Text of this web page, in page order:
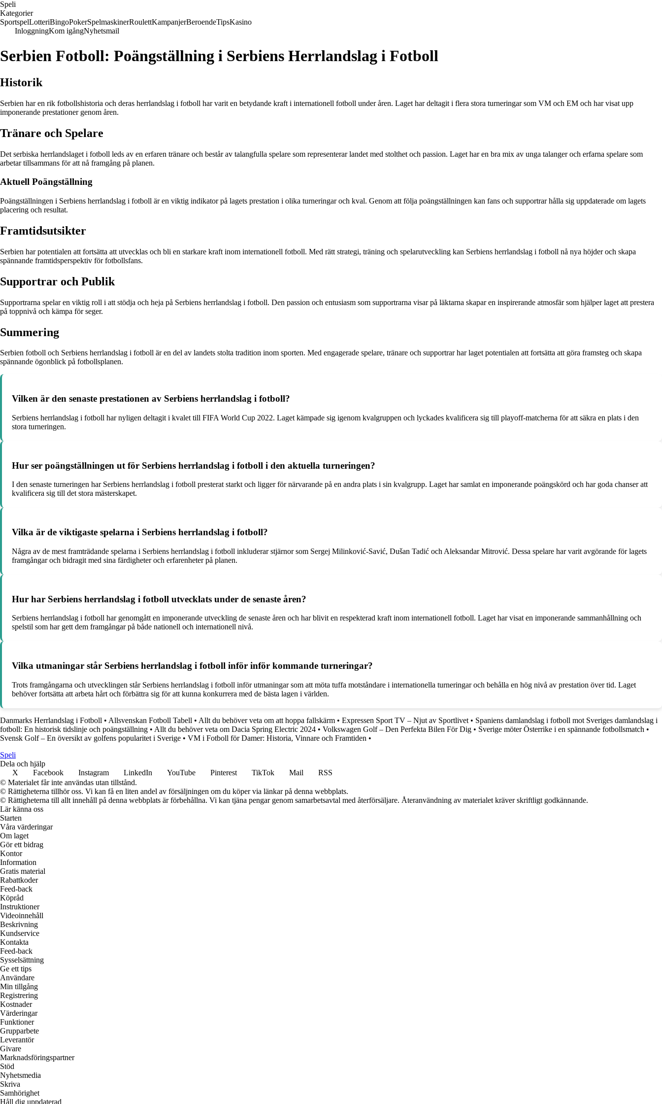
Speli
Kategorier
SportspelLotteriBingoPokerSpelmaskinerRoulettKampanjerBeroendeTipsKasino
InloggningKom igångNyhetsmail
Serbien Fotboll: Poängställning i Serbiens Herrlandslag i Fotboll
Historik
Serbien har en rik fotbollshistoria och deras herrlandslag i fotboll har varit en betydande kraft i internationell fotboll under åren. Laget har deltagit i flera stora turneringar som VM och EM och har visat upp
imponerande prestationer genom åren.
Tränare och Spelare
Det serbiska herrlandslaget i fotboll leds av en erfaren tränare och består av talangfulla spelare som representerar landet med stolthet och passion. Laget har en bra mix av unga talanger och erfarna spelare som
arbetar tillsammans för att nå framgång på planen.
Aktuell Poängställning
Poängställningen i Serbiens herrlandslag i fotboll är en viktig indikator på lagets prestation i olika turneringar och kval. Genom att följa poängställningen kan fans och supportrar hålla sig uppdaterade om lagets
placering och resultat.
Framtidsutsikter
Serbien har potentialen att fortsätta att utvecklas och bli en starkare kraft inom internationell fotboll. Med rätt strategi, träning och spelarutveckling kan Serbiens herrlandslag i fotboll nå nya höjder och skapa
spännande framtidsperspektiv för fotbollsfans.
Supportrar och Publik
Supportrarna spelar en viktig roll i att stödja och heja på Serbiens herrlandslag i fotboll. Den passion och entusiasm som supportrarna visar på läktarna skapar en inspirerande atmosfär som hjälper laget att prestera
på toppnivå och kämpa för seger.
Summering
Serbien fotboll och Serbiens herrlandslag i fotboll är en del av landets stolta tradition inom sporten. Med engagerade spelare, tränare och supportrar har laget potentialen att fortsätta att göra framsteg och skapa
spännande ögonblick på fotbollsplanen.
Vilken är den senaste prestationen av Serbiens herrlandslag i fotboll?
Serbiens herrlandslag i fotboll har nyligen deltagit i kvalet till FIFA World Cup 2022. Laget kämpade sig igenom kvalgruppen och lyckades kvalificera sig till playoff-matcherna för att säkra en plats i den
stora turneringen.
Hur ser poängställningen ut för Serbiens herrlandslag i fotboll i den aktuella turneringen?
I den senaste turneringen har Serbiens herrlandslag i fotboll presterat starkt och ligger för närvarande på en andra plats i sin kvalgrupp. Laget har samlat en imponerande poängskörd och har goda chanser att
kvalificera sig till det stora mästerskapet.
Vilka är de viktigaste spelarna i Serbiens herrlandslag i fotboll?
Några av de mest framträdande spelarna i Serbiens herrlandslag i fotboll inkluderar stjärnor som Sergej Milinković-Savić, Dušan Tadić och Aleksandar Mitrović. Dessa spelare har varit avgörande för lagets
framgångar och bidragit med sina färdigheter och erfarenheter på planen.
Hur har Serbiens herrlandslag i fotboll utvecklats under de senaste åren?
Serbiens herrlandslag i fotboll har genomgått en imponerande utveckling de senaste åren och har blivit en respekterad kraft inom internationell fotboll. Laget har visat en imponerande sammanhållning och
spelstil som har gett dem framgångar på både nationell och internationell nivå.
Vilka utmaningar står Serbiens herrlandslag i fotboll inför inför kommande turneringar?
Trots framgångarna och utvecklingen står Serbiens herrlandslag i fotboll inför utmaningar som att möta tuffa motståndare i internationella turneringar och behålla en hög nivå av prestation över tid. Laget
behöver fortsätta att arbeta hårt och förbättra sig för att kunna konkurrera med de bästa lagen i världen.
Danmarks Herrlandslag i Fotboll • Allsvenskan Fotboll Tabell • Allt du behöver veta om att hoppa fallskärm • Expressen Sport TV – Njut av Sportlivet • Spaniens damlandslag i fotboll mot Sveriges damlandslag i
fotboll: En historisk tidslinje och poängställning • Allt du behöver veta om Dacia Spring Electric 2024 • Volkswagen Golf – Den Perfekta Bilen För Dig • Sverige möter Österrike i en spännande fotbollsmatch •
Svensk Golf – En översikt av golfens popularitet i Sverige • VM i Fotboll för Damer: Historia, Vinnare och Framtiden •
Speli
Dela och hjälp
X
Facebook Instagram LinkedIn YouTube Pinterest TikTok Mail
RSS
© Materialet får inte användas utan tillstånd.
© Rättigheterna tillhör oss. Vi kan få en liten andel av försäljningen om du köper via länkar på denna webbplats.
© Rättigheterna till allt innehåll på denna webbplats är förbehållna. Vi kan tjäna pengar genom samarbetsavtal med återförsäljare. Återanvändning av materialet kräver skriftligt godkännande.
Lär känna oss
Starten
Våra värderingar
Om laget
Gör ett bidrag
Kontor
Information
Gratis material
Rabattkoder
Feed-back
Köpråd
Instruktioner
Videoinnehåll
Beskrivning
Kundservice
Kontakta
Feed-back
Sysselsättning
Ge ett tips
Användare
Min tillgång
Registrering
Kostnader
Värderingar
Funktioner
Grupparbete
Leverantör
Givare
Marknadsföringspartner
Stöd
Nyhetsmedia
Skriva
Samhörighet
Håll dig uppdaterad